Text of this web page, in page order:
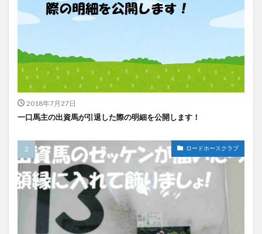
2018年7月27日
一口馬主の出資馬が引退した際の明細を公開します！
ロードホースクラブ